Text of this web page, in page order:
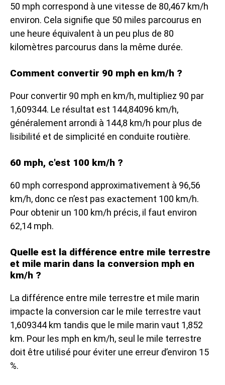
50 mph correspond à une vitesse de 80,467 km/h
environ. Cela signifie que 50 miles parcourus en
une heure équivalent à un peu plus de 80
kilomètres parcourus dans la même durée.
Comment convertir 90 mph en km/h ?
Pour convertir 90 mph en km/h, multipliez 90 par
1,609344. Le résultat est 144,84096 km/h,
généralement arrondi à 144,8 km/h pour plus de
lisibilité et de simplicité en conduite routière.
60 mph, c'est 100 km/h ?
60 mph correspond approximativement à 96,56
km/h, donc ce n’est pas exactement 100 km/h.
Pour obtenir un 100 km/h précis, il faut environ
62,14 mph.
Quelle est la différence entre mile terrestre
et mile marin dans la conversion mph en
km/h ?
La différence entre mile terrestre et mile marin
impacte la conversion car le mile terrestre vaut
1,609344 km tandis que le mile marin vaut 1,852
km. Pour les mph en km/h, seul le mile terrestre
doit être utilisé pour éviter une erreur d’environ 15
%.